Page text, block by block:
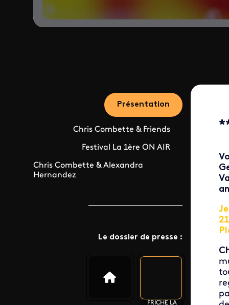
Présentation
Chris Combette & Friends
Festival La 1ère ON AIR
Chris Combette & Alexandra
Hernandez
Le dossier de presse :
FRICHE LA